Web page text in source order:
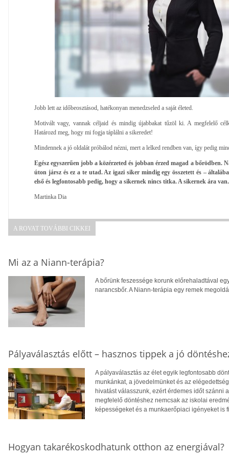
Jobb lett az időbeosztásod, hatékonyan menedzseled a saját életed.
Motivált vagy, vannak céljaid és mindig újabbakat tűzöl ki. A megfelelő
Határozd meg, hogy mi fogja táplálni a sikeredet!
Mindennek a jó oldalát próbálod nézni, mert a lelked rendben van, így pedig
Egész egyszerűen jobb a közérzeted és jobban érzed magad a bőrödben.
úton jársz és ez a te utad. Az igazi siker mindig egy összetett és –
első és legfontosabb pedig, hogy a sikernek nincs titka. A sikernek ára
Martinka Dia
A ROVAT TOVÁBBI CIKKEI
Mi az a Niann-terápia?
A bőrünk feszessége korunk előrehaladtával
narancsbőr. A Niann-terápia egy remek
Pályaválasztás előtt – hasznos tippek a jó
A pályaválasztás az élet egyik legfontosabb
munkánkat, a jövedelmünket és az
hivatást válasszunk, ezért érdemes időt szánni
megfelelő döntéshez nemcsak az iskolai
képességeket és a munkaerőpiaci igényeket is
Hogyan takarékoskodhatunk otthon az energiával?